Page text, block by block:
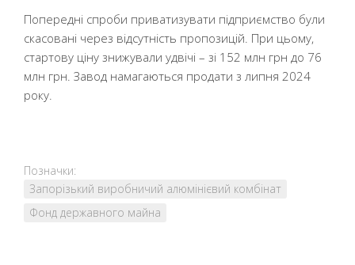
Попередні спроби приватизувати підприємство були
скасовані через відсутність пропозицій. При цьому,
стартову ціну знижували удвічі – зі 152 млн грн до 76
млн грн. Завод намагаються продати з липня 2024
року.
Позначки:
Запорізький виробничий алюмінієвий комбінат
Фонд державного майна